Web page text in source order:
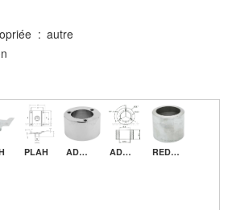
: autre
PLAH ADAPTAT ADAPTAT REDUCTEUR C25 28